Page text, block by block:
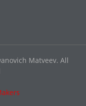
Matveev. All